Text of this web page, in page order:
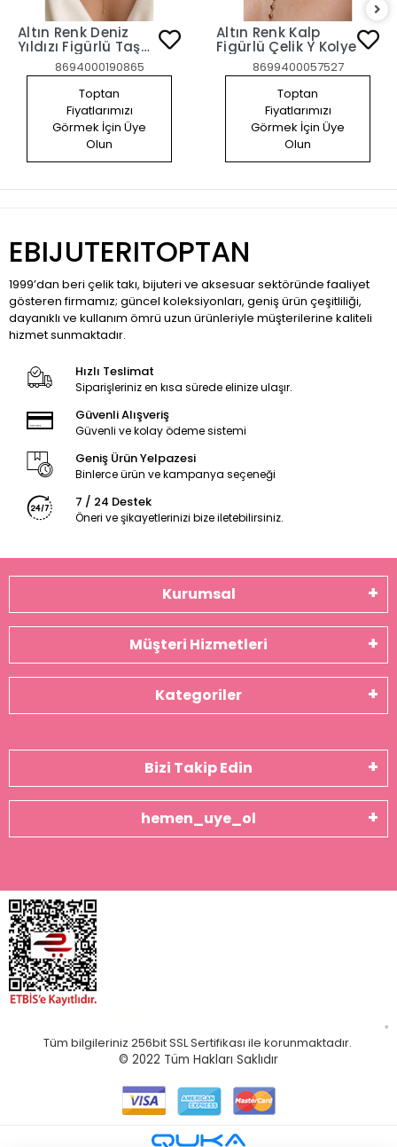
Altın Renk Deniz
Yıldızı Figürlü Taş
Detaylı Çelik Y
Kolye8694000190865
Toptan
Fiyatlarımızı
Görmek İçin Üye
Olun
Altın Renk Kalp
Figürlü Çelik Y Kolye
8699400057527
Toptan
Fiyatlarımızı
Görmek İçin Üye
Olun
EBIJUTERITOPTAN
1999’dan beri çelik takı, bijuteri ve aksesuar sektöründe faaliyet
gösteren firmamız; güncel koleksiyonları, geniş ürün çeşitliliği,
dayanıklı ve kullanım ömrü uzun ürünleriyle müşterilerine kaliteli
hizmet sunmaktadır.
Hızlı Teslimat
Siparişleriniz en kısa sürede elinize ulaşır.
Güvenli Alışveriş
Güvenli ve kolay ödeme sistemi
Geniş Ürün Yelpazesi
Binlerce ürün ve kampanya seçeneği
7 / 24 Destek
Öneri ve şikayetlerinizi bize iletebilirsiniz.
Kurumsal
Müşteri Hizmetleri
Kategoriler
Bizi Takip Edin
hemen_uye_ol
Tüm bilgileriniz 256bit SSL Sertifikası ile korunmaktadır.
© 2022 Tüm Hakları Saklıdır